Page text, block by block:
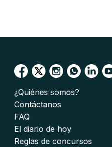
¿Quiénes somos?
Contáctanos
FAQ
El diario de hoy
Reglas de concursos